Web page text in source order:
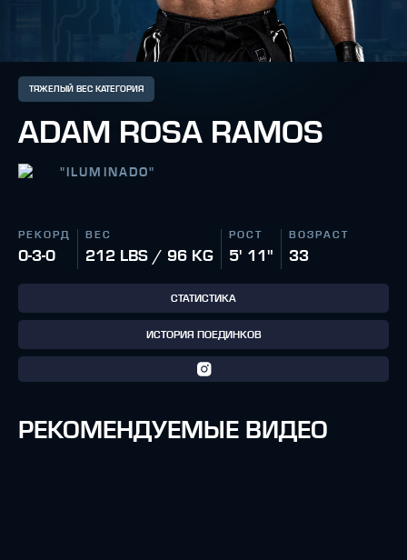
ТЯЖЕЛЫЙ ВЕС КАТЕГОРИЯ
ADAM ROSA RAMOS
" ILUMINADO"
РЕКОРД
0-3-0
ВЕС
212 LBS / 96 KG
РОСТ
5' 11"
ВОЗРАСТ
33
СТАТИСТИКА
ИСТОРИЯ ПОЕДИНКОВ
РЕКОМЕНДУЕМЫЕ ВИДЕО